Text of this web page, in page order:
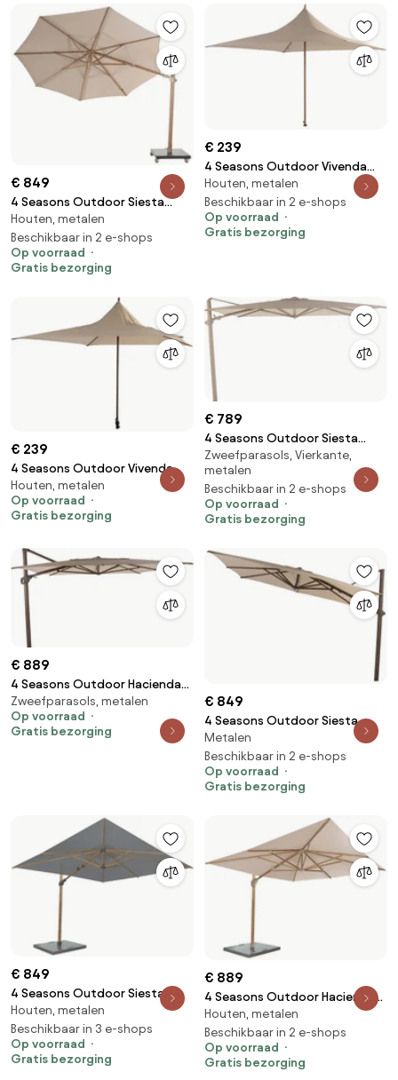
€ 849
4 Seasons Outdoor Siesta
PREMIUM Ø 350 cm parasol
zand, wood look frame Parasol
beige weerbestendig
Houten, metalen
Beschikbaar in 2 e-shops
Op voorraad
Gratis bezorging
€ 239
4 Seasons Outdoor Vivenda
parasol met wood look frame
en zandkleurig doek 270 x 270
cm Parasol beige
weerbestendig
Houten, metalen
Beschikbaar in 2 e-shops
Op voorraad
Gratis bezorging
€ 239
4 Seasons Outdoor Vivenda
parasol met Wengé frame en
Beach doek 270 x 270 cm
Parasol beige weerbestendig
Houten, metalen
Op voorraad
Gratis bezorging
€ 789
4 Seasons Outdoor Siesta
PREMIUM 300 x 300 cm parasol
- zand doek met latte frame
Parasol beige weerbestendig
Zweefparasols, Vierkante,
metalen
Beschikbaar in 2 e-shops
Op voorraad
Gratis bezorging
€ 889
4 Seasons Outdoor Hacienda
parasol met Wengé frame en
Beach doek 300 x 400 cm
Parasol beige weerbestendig
Zweefparasols, metalen
Op voorraad
Gratis bezorging
€ 849
4 Seasons Outdoor Siesta
PREMIUM 300 x 300 cm parasol
Beach, Wegné frame Parasol
beige weerbestendig
Metalen
Beschikbaar in 2 e-shops
Op voorraad
Gratis bezorging
€ 849
4 Seasons Outdoor Siesta
PREMIUM 300 x 300 cm parasol
charcoal, wood look frame
Parasol houtkleur
weerbestendig
Houten, metalen
Beschikbaar in 3 e-shops
Op voorraad
Gratis bezorging
€ 889
4 Seasons Outdoor Hacienda
parasol 300 x 400 cm zand,
wood look frame Parasol beige
weerbestendig
Houten, metalen
Beschikbaar in 2 e-shops
Op voorraad
Gratis bezorging